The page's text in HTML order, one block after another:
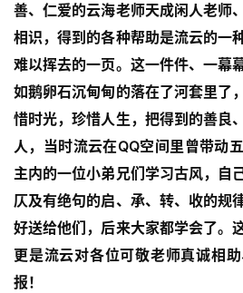
善、仁爱的云海老师天成闲人老师
相识，得到的各种帮助是流云的一
难以挥去的一页。这一件件、一幕
如鹅卵石沉甸甸的落在了河套里了
惜时光，珍惜人生，把得到的善良
人，当时流云在QQ空间里曾带动
主内的一位小弟兄们学习古风，自
仄及有绝句的启、承、转、收的规
好送给他们，后来大家都学会了。
更是流云对各位可敬老师真诚相
报！